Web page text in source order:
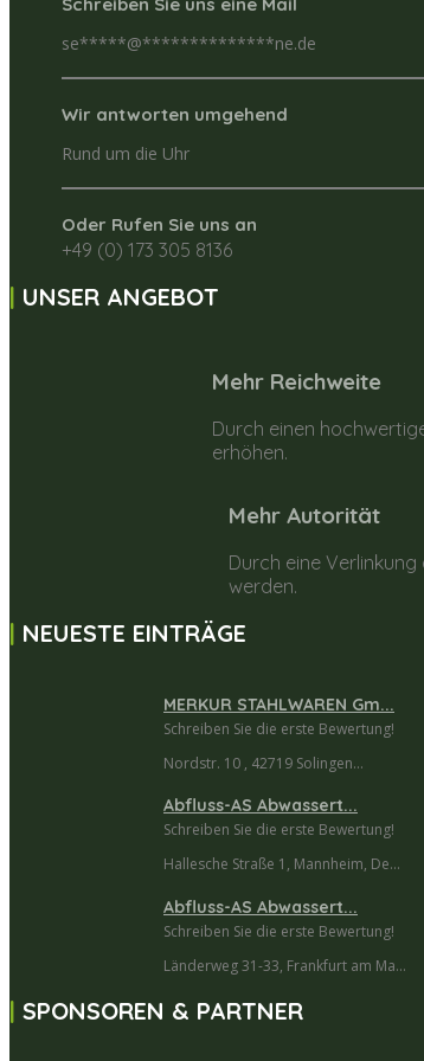
se*****@**************ne.de
Wir antworten umgehend
Rund um die Uhr
Oder Rufen Sie uns an
+49 (0) 173 305 8136
UNSER ANGEBOT
Mehr Reichweite
Durch einen
erhöhen.
Mehr Autorität
Durch eine
werden.
NEUESTE EINTRÄGE
MERKUR STAHLWAREN Gm...
Schreiben Sie die erste Bewertung!
Nordstr. 10 , 42719 Solingen...
Abfluss-AS Abwassert...
Schreiben Sie die erste Bewertung!
Hallesche Straße 1, Mannheim, De...
Abfluss-AS Abwassert...
Schreiben Sie die erste Bewertung!
Länderweg 31-33, Frankfurt am Ma...
SPONSOREN & PARTNER